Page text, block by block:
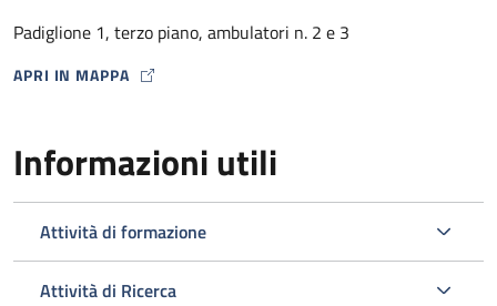
presso lo stesso Ambulatorio HIV) .
Padiglione 1, terzo piano, ambulatori n. 2 e 3
APRI IN MAPPA
MAP ICON
Informazioni utili
Attività di formazione
Attività di Ricerca